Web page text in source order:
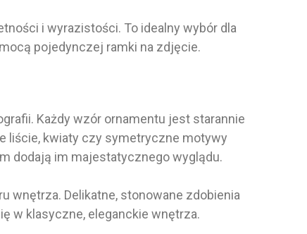
i wyrazistości. To idealny wybór dla
pojedynczej ramki na zdjęcie.
Każdy wzór ornamentu jest starannie
liście, kwiaty czy symetryczne motywy
dodają im majestatycznego wyglądu.
wnętrza. Delikatne, stonowane zdobienia
w klasyczne, eleganckie wnętrza.